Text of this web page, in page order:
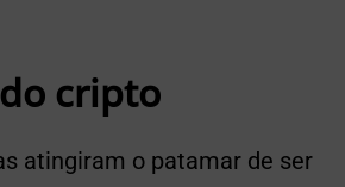
cripto
atingiram o patamar de ser